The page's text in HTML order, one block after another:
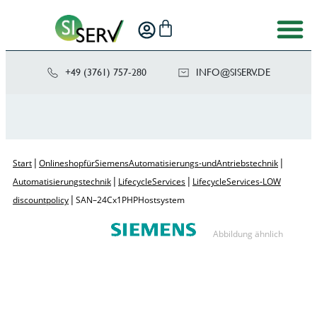
+49 (3761) 757-280 ED.VRE
SIS@OF
NI
Start | Onlineshop für Siemens Automatisierungs- und Antriebstechnik |
Automatisierungstechnik | Lifecycle Services | Lifecycle Services - LOW
discount policy | SAN – 24Cx1P HP Hostsystem
Abbildung ähnlich